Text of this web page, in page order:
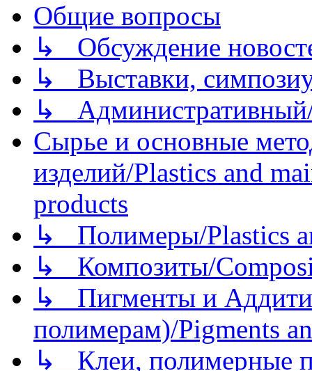
Общие вопросы
↳ Обсуждение
↳ Выставки,
↳
Сырье и основные
изделий/Plastics and
products
↳ Полимеры/Plastics
↳ Композиты/
↳ Пигменты и
полимерам)/Pigments
↳ Клеи, полимерные